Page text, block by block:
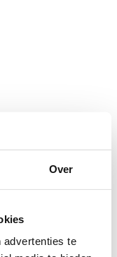
Over
advertenties te